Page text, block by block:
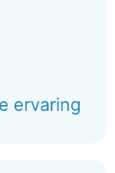
ervaring